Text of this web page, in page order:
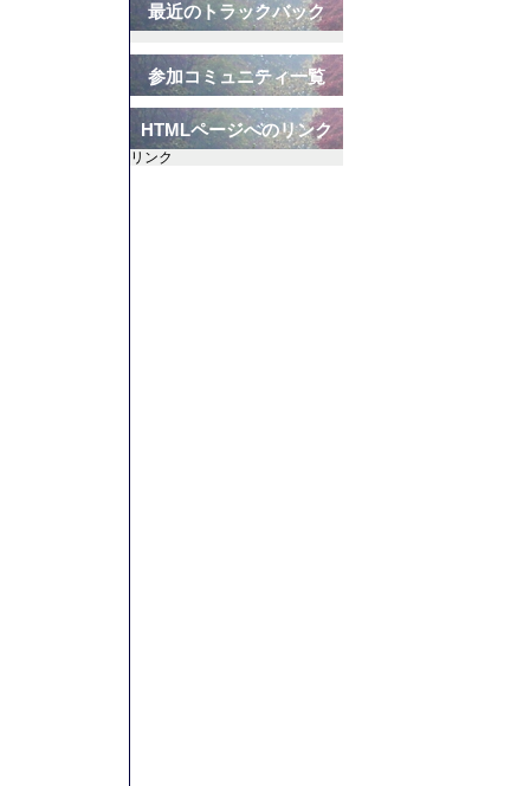
最近のトラックバック
参加コミュニティ一覧
HTMLページへのリンク
リンク